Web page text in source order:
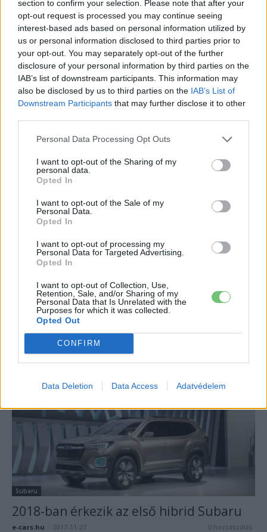
section to confirm your selection. Please note that after your
opt-out request is processed you may continue seeing
interest-based ads based on personal information utilized by
us or personal information disclosed to third parties prior to
your opt-out. You may separately opt-out of the further
disclosure of your personal information by third parties on the
IAB’s list of downstream participants. This information may
also be disclosed by us to third parties on the IAB’s List of
Downstream Participants that may further disclose it to other
Personal Data Processing Opt Outs
I want to opt-out of the Sharing of my
personal data.
Opted In
I want to opt-out of the Sale of my
Personal Data.
Opted In
I want to opt-out of processing my
Personal Data for Targeted Advertising.
Opted In
I want to opt-out of Collection, Use,
Retention, Sale, and/or Sharing of my
Personal Data that Is Unrelated with the
Purposes for which it was collected.
Opted Out
CONFIRM
Data Deletion Data Access Adatvédelem
Összefoglaló: Milyen Subaru elektromos
autókat várhatunk?
2018-02-13
Subaru
Plug-in hibrid Subaru?
Eriqo - 2017-12-21
Subaru
2018-ban érkezik az első hibrid Subaru
e-cars.hu 2017-11-27 0 hozzászólás